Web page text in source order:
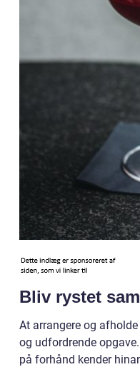
Bliv rystet
At arrangere og
og udfordrende
på forhånd kender